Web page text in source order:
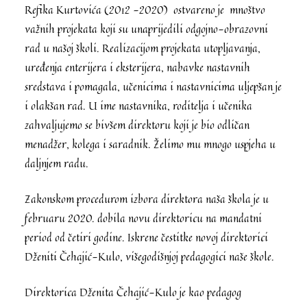
Refika Kurtovića (2012 -2020) ostvareno je mnoštvo
važnih projekata koji su unaprijedili odgojno-obrazovni
rad u našoj školi. Realizacijom projekata utopljavanja,
uređenja enterijera i eksterijera, nabavke nastavnih
sredstava i pomagala, učenicima i nastavnicima uljepšan je
i olakšan rad. U ime nastavnika, roditelja i učenika
zahvaljujemo se bivšem direktoru koji je bio odličan
menadžer, kolega i saradnik. Želimo mu mnogo uspjeha u
daljnjem radu.
Zakonskom procedurom izbora direktora naša škola je u
februaru 2020. dobila novu direktoricu na mandatni
period od četiri godine. Iskrene čestitke novoj direktorici
Dženiti Čehajić-Kulo, višegodišnjoj pedagogici naše škole.
Direktorica Dženita Čehajić-Kulo je kao pedagog